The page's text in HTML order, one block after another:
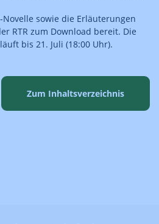
Novelle sowie die Erläuterungen
RTR zum Download bereit. Die
bis 21. Juli (18:00 Uhr).
Zum Inhaltsverzeichnis